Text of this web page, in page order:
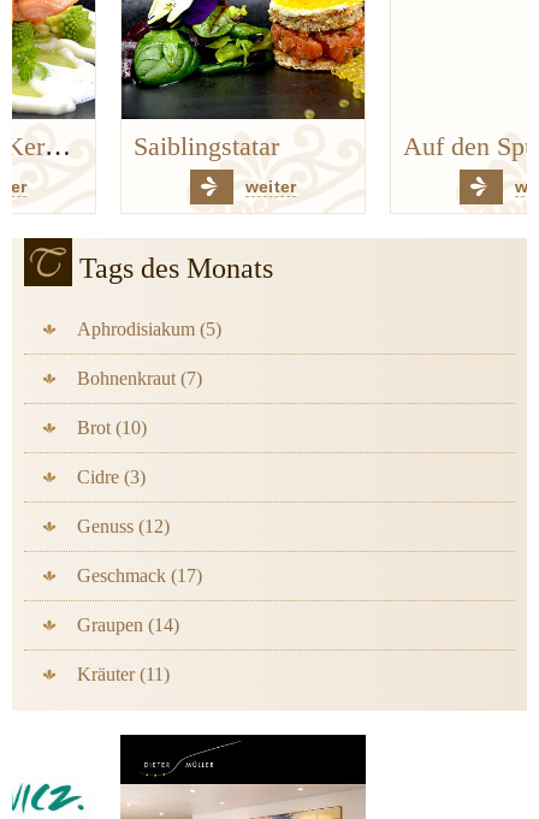
Saiblingstatar Auf den Spuren der Bergischen Küchenklassiker
Tags des Monats
Aphrodisiakum (5)
Bohnenkraut (7)
Brot (10)
Cidre (3)
Genuss (12)
Geschmack (17)
Graupen (14)
Kräuter (11)